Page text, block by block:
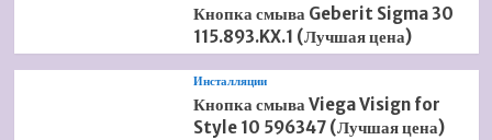
Кнопка смыва Geberit Sigma 30
115.893.KX.1 (Лучшая цена)
Инсталляции
Кнопка смыва Viega Visign for
Style 10 596347 (Лучшая цена)